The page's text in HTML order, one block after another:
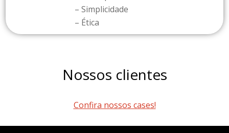
– Simplicidade
– Ética
Nossos clientes
Confira nossos cases!